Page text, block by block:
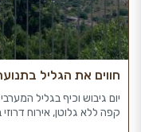
חווים את הגליל
יום גיבוש וכיף בגליל
קפה ללא גלוטן, אירוח